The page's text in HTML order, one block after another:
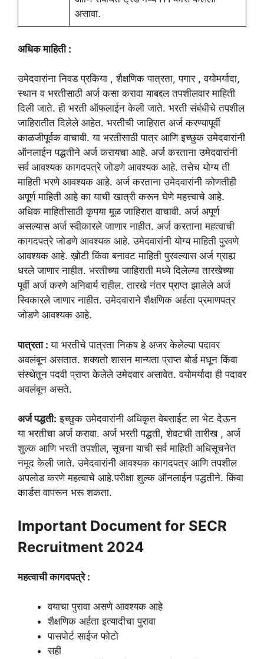
असावा.
अधिक माहिती :
उमेदवारांना निवड प्रकिया , शैक्षणिक पात्रता, पगार , वयोमर्यादा,
स्थान व भरतीसाठी अर्ज कसा करावा याबद्दल तपशीलवार माहिती
दिली जाते. ही भरती ऑफलाईन केली जाते. भरती संबंधीचे तपशील
जाहिरातीत दिलेले आहेत. भरतीची जाहिरात अर्ज करण्यापूर्वी
काळजीपूर्वक वाचावी. या भरतीसाठी पात्र आणि इच्छुक उमेदवारांनी
ऑनलाईन पद्धतीने अर्ज करायचा आहे. अर्ज करताना उमेदवारांनी
सर्व आवश्यक कागदपत्रे जोडणे आवश्यक आहे. तसेच योग्य ती
माहिती भरणे आवश्यक आहे. अर्ज करताना उमेदवारांनी कोणतीही
अपूर्ण माहिती आहे का याची खात्री करून घेणे महत्त्वाचे आहे.
अधिक माहितीसाठी कृपया मूळ जाहिरात वाचावी. अर्ज अपूर्ण
असल्यास अर्ज स्वीकारले जाणार नाहीत. अर्ज करताना महत्वाची
कागदपत्रे जोडणे आवश्यक आहे. उमेदवारांनी योग्य माहिती पुरवणे
आवश्यक आहे. ख़ोटी किंवा बनावट माहिती पुरवल्यास अर्ज ग्राह्य
धरले जाणार नाहीत. भरतीच्या जाहिराती मध्ये दिलेल्या तारखेच्या
पूर्वी अर्ज करणे अनिवार्य राहील. तारखे नंतर प्राप्त झालेले अर्ज
स्विकारले जाणार नाहीत. उमेदवाराने शैक्षणिक अर्हता प्रमाणपत्र
जोडणे आवश्यक आहे.
पात्रता :या भरतीचे पात्रता निकष हे अजर केलेल्या पदावर
अवलंबून असतात. शक्यतो शासन मान्यता प्राप्त बोर्ड मधून किंवा
संस्थेतून पदवी प्राप्त केलेले उमेदवार असावेत. वयोमर्यादा ही पदावर
अवलंबून असते.
अर्ज पद्धती: इच्छुक उमेदवारांनी अधिकृत वेबसाईट ला भेट देऊन
या भरतीचा अर्ज करावा. अर्ज भरती पद्धती, शेवटची तारीख , अर्ज
शुल्क आणि भरती तपशील, सूचना याची सर्व माहिती अधिसूचनेत
नमूद केली जाते. उमेदवारांनी आवश्यक कागदपत्र आणि तपशील
अपलोड करणे महत्वाचे आहे.परीक्षा शुल्क ऑनलाईन पद्धतीने. किंवा
कार्डस वापरून भरू शकता.
Important Document for SECR
Recruitment 2024
महत्वाची कागदपत्रे :
वयाचा पुरावा असणे आवश्यक आहे
शैक्षणिक अर्हता इत्यादीचा पुरावा
पासपोर्ट साईज फोटो
सही